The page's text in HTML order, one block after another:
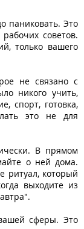
паниковать. Это
советов.
только вашего
не связано с
никого учить,
спорт, готовка,
это не для
В прямом
о ней дома.
ритуал, который
выходите из
сферы. Это